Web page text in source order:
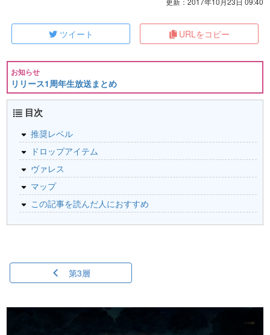
ツイート URLをコピー
お知らせ
リリース1周年生放送まとめ
目次
推奨レベル
ドロップアイテム
ヴァレス
マップ
この記事を読んだ人におすすめ
第3層